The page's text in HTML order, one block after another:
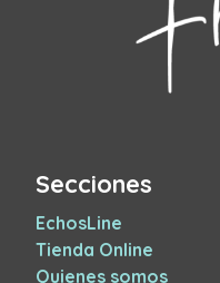
Secciones
EchosLine
Tienda Online
Quienes somos